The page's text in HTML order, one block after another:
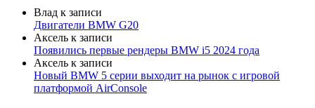
Влад к записи
Двигатели BMW G20
Аксель к записи
Появились первые рендеры BMW i5 2024 года
Аксель к записи
Новый BMW 5 серии выходит на рынок с игровой
платформой AirConsole